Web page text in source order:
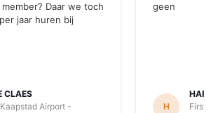
Daar we toch
jaar huren bij
CLAES
Airport -
geen
H
First